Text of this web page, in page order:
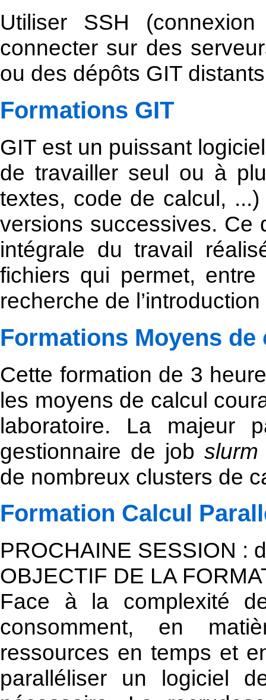
Utiliser SSH
connecter sur des
ou des dépôts GIT distants
Formations GIT
GIT est un puissant
de travailler seul ou à
textes, code de calcul,
versions successives. Ce
intégrale du travail
fichiers qui permet,
recherche de
Formations Moyens de
Cette formation de 3
les moyens de calcul
laboratoire. La majeur
gestionnaire de job slurm
de nombreux clusters de
Formation Calcul
PROCHAINE SESSION :
OBJECTIF DE LA
Face à la complexité
consomment, en
ressources en temps et
paralléliser un logiciel